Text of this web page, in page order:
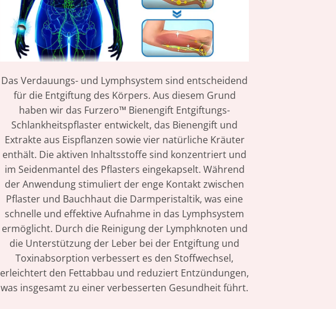
Das Verdauungs- und Lymphsystem sind entscheidend
für die Entgiftung des Körpers. Aus diesem Grund
haben wir das Furzero™ Bienengift Entgiftungs-
Schlankheitspflaster entwickelt, das Bienengift und
Extrakte aus Eispflanzen sowie vier natürliche Kräuter
enthält. Die aktiven Inhaltsstoffe sind konzentriert und
im Seidenmantel des Pflasters eingekapselt. Während
der Anwendung stimuliert der enge Kontakt zwischen
Pflaster und Bauchhaut die Darmperistaltik, was eine
schnelle und effektive Aufnahme in das Lymphsystem
ermöglicht. Durch die Reinigung der Lymphknoten und
die Unterstützung der Leber bei der Entgiftung und
Toxinabsorption verbessert es den Stoffwechsel,
erleichtert den Fettabbau und reduziert Entzündungen,
was insgesamt zu einer verbesserten Gesundheit führt.